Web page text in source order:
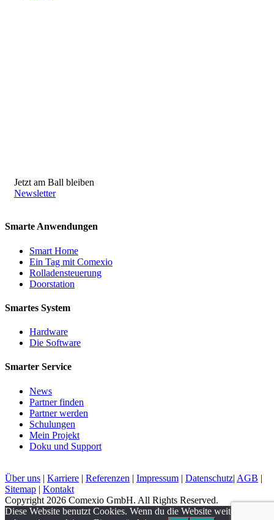
Jetzt am Ball bleiben
Newsletter
Smarte Anwendungen
Smart Home
Ein Tag mit Comexio
Rolladensteuerung
Doorstation
Smartes System
Hardware
Die Software
Smarter Service
News
Partner finden
Partner werden
Schulungen
Mein Projekt
Doku und Support
Über uns | Karriere | Referenzen | Impressum | Datenschutz| AGB |
Sitemap | Kontakt
Copyright 2026 Comexio GmbH. All Rights Reserved.
Diese Website benutzt Cookies. Wenn du die Website weiter nutzt,